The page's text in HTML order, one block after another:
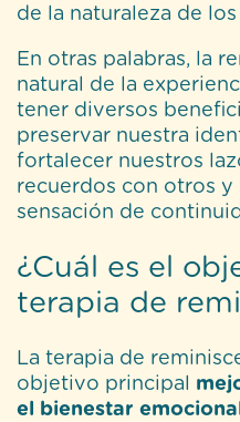
de la naturaleza de
En otras palabras, la
natural de la
tener diversos
preservar nuestra
fortalecer nuestros
recuerdos con otros
sensación de
¿Cuál es el
terapia de
La terapia de
objetivo principal
el bienestar